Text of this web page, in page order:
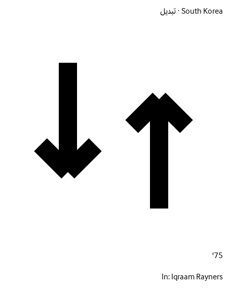
South Korea · تبديل
75'
In:Iqraam Rayners